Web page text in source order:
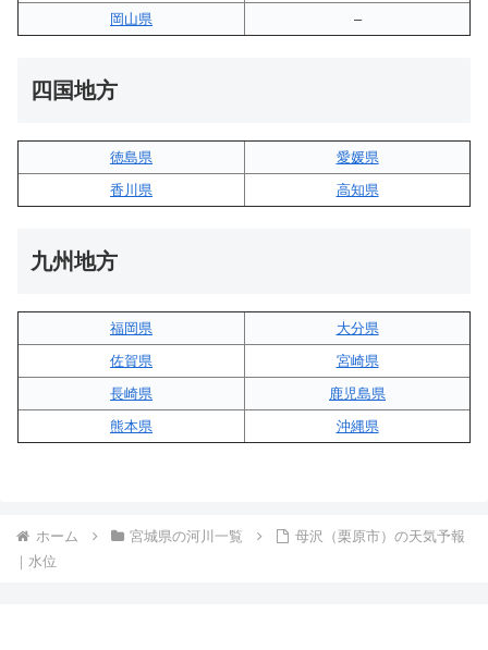
岡山県
–
四国地方
徳島県
愛媛県
香川県
高知県
九州地方
福岡県
大分県
佐賀県
宮崎県
長崎県
鹿児島県
熊本県
沖縄県
ホーム 宮城県の河川一覧
母沢（栗原市）の天気予報
｜水位